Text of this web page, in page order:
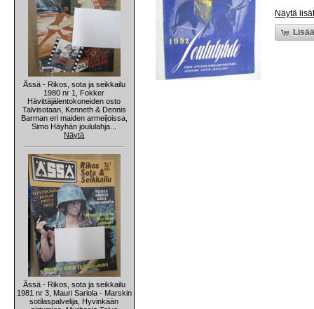
Ässä - Rikos, sota ja seikkailu
1980 nr 1, Fokker
Hävittäjälentokoneiden osto
Talvisotaan, Kenneth & Dennis
Barman eri maiden armeijoissa,
Simo Häyhän joululahja...
Näytä
Ässä - Rikos, sota ja seikkailu
1981 nr 3, Mauri Sariola - Marskin
sotilaspalvelija, Hyvinkään
Näytä